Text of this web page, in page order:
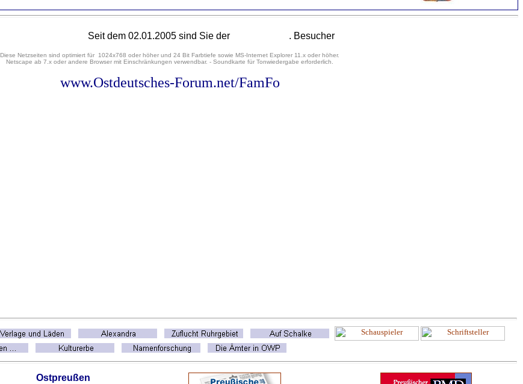
Seitdem 02.01.2005 sind Sie der . Besucher
Diese Netzseiten sind optimiert für 1024x768 oder höher und 24 Bit Farbtiefe sowie MS-Internet Explorer 11.x oder höher.
Netscape ab 7.x oder andere Browser mit Einschränkungen verwendbar. - Soundkarte für Tonwiedergabe erforderlich.
www.Ostdeutsches-Forum.net/FamFo
Ostpreußen